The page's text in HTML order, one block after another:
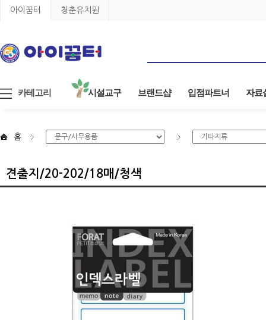
아이꿈터 청춘유치원
카테고리 시설교구 브랜드샵 입점파트너 자료
홈
견출지/20-202/18매/청색